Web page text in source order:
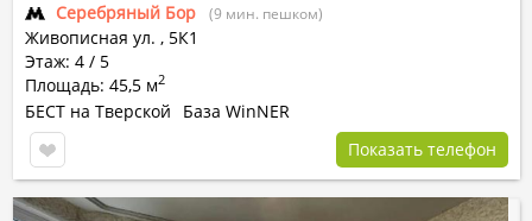
Серебряный Бор (9 мин. пешком)
Живописная ул. , 5К1
Этаж: 4 / 5
Площадь: 45,5 м2
БЕСТ на Тверской
База WinNER
Показать телефон